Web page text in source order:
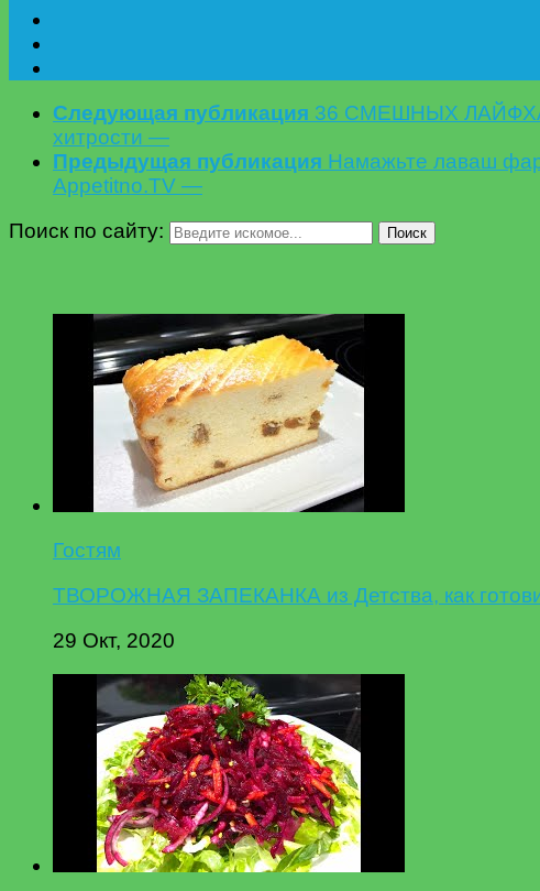
Следующая публикация 36 СМЕШНЫХ
хитрости —
Предыдущая публикация Намажьте лаваш
Appetitno.TV —
Поиск по сайту:
Поиск
Гостям
ТВОРОЖНАЯ ЗАПЕКАНКА из Детства, как
29 Окт, 2020